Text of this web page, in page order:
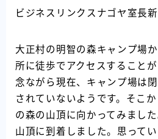
ご利用の流れ
会社案内
ビジネスリンクスナゴヤ室長新
大正村の明智の森キャンプ場
所に徒歩でアクセスすること
念ながら現在、キャンプ場は
されていないようです。そこ
の森の山頂に向かってみまし
山頂に到着しました。思って